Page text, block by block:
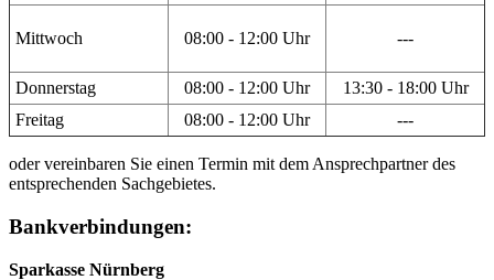
Mittwoch 08:00 - 12:00 Uhr ---
Donnerstag 08:00 - 12:00 Uhr
13:30 - 18:00 Uhr
Freitag
08:00 - 12:00 Uhr ---
oder vereinbaren Sie einen Termin mit dem Ansprechpartner des
entsprechenden Sachgebietes.
Bankverbindungen:
Sparkasse Nürnberg